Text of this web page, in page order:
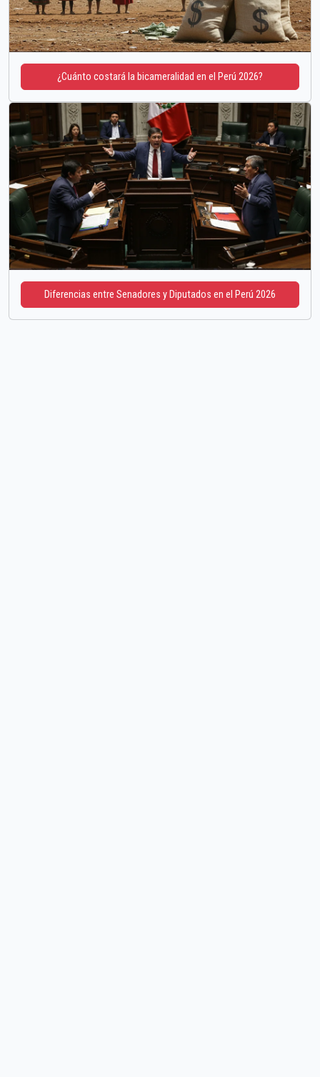
¿Cuánto costará la bicameralidad en el Perú 2026?
Diferencias entre Senadores y Diputados en el Perú 2026